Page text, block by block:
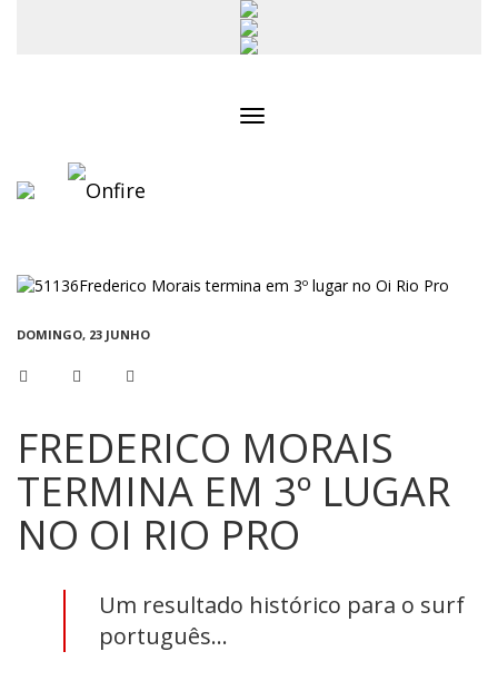
DOMINGO, 23 JUNHO
FREDERICO MORAIS
TERMINA EM 3º LUGAR
NO OI RIO PRO
Um resultado histórico para o surf
português...